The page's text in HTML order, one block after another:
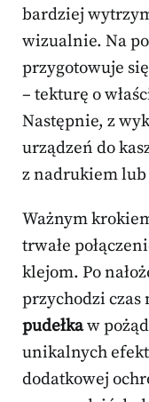
bardziej
wizualnie. Na
przygotowuje
– tekturę o
Następnie, z
urządzeń do
z nadrukiem
Ważnym
trwałe
klejom. Po
przychodzi czas
pudełkaw
unikalnych
dodatkowej